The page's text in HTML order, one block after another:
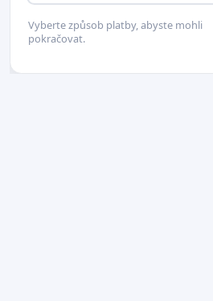
Vyberte způsob platby, abyste mohli
pokračovat.